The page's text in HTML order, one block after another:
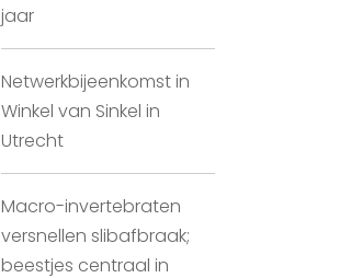
jaar
Netwerkbijeenkomst in
Winkel van Sinkel in
Utrecht
Macro-invertebraten
versnellen slibafbraak;
beestjes centraal in